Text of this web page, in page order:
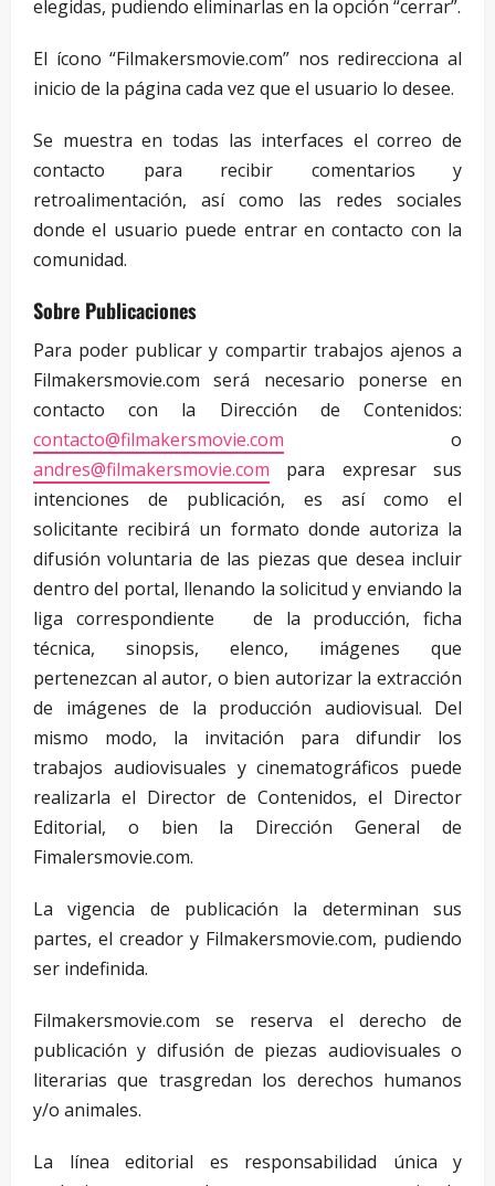
elegidas, pudiendo eliminarlas en la opción “cerrar”.
El ícono “Filmakersmovie.com” nos redirecciona al
inicio de la página cada vez que el usuario lo desee.
Se muestra en todas las interfaces el correo de
contacto para recibir comentarios y
retroalimentación, así como las redes sociales
donde el usuario puede entrar en contacto con la
comunidad.
Sobre Publicaciones
Para poder publicar y compartir trabajos ajenos a
Filmakersmovie.com será necesario ponerse en
contacto con la Dirección de Contenidos:
contacto@filmakersmovie.com o
andres@filmakersmovie.com para expresar sus
intenciones de publicación, es así como el
solicitante recibirá un formato donde autoriza la
difusión voluntaria de las piezas que desea incluir
dentro del portal, llenando la solicitud y enviando la
liga correspondiente de la producción, ficha
técnica, sinopsis, elenco, imágenes que
pertenezcan al autor, o bien autorizar la extracción
de imágenes de la producción audiovisual. Del
mismo modo, la invitación para difundir los
trabajos audiovisuales y cinematográficos puede
realizarla el Director de Contenidos, el Director
Editorial, o bien la Dirección General de
Fimalersmovie.com.
La vigencia de publicación la determinan sus
partes, el creador y Filmakersmovie.com, pudiendo
ser indefinida.
Filmakersmovie.com se reserva el derecho de
publicación y difusión de piezas audiovisuales o
literarias que trasgredan los derechos humanos
y/o animales.
La línea editorial es responsabilidad única y